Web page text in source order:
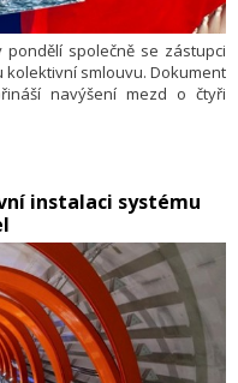
pondělí společně se zástupci
smlouvu. Dokument
navýšení mezd o čtyři
instalaci systému